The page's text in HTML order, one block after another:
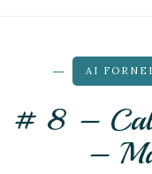
AI
# 8 –
–